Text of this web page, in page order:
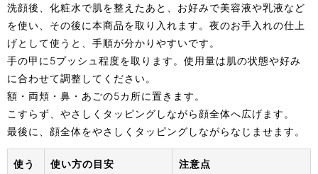
洗顔後、化粧水で肌を整えたあと、お好みで美容液や乳液など
を使い、その後に本商品を取り入れます。夜のお手入れの仕上
げとして使うと、手順が分かりやすいです。
手の甲に5プッシュ程度を取ります。使用量は肌の状態や好み
に合わせて調整してください。
額・両頬・鼻・あごの5カ所に置きます。
こすらず、やさしくタッピングしながら顔全体へ広げます。
最後に、顔全体をやさしくタッピングしながらなじませます。
使う
使い方の目安 注意点